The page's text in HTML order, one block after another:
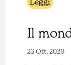
Il
23 Ott, 2020